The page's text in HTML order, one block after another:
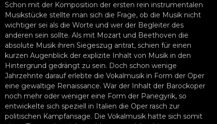
Schon mit der Komposition der ersten rein instrumentalen
Musikstücke stellte man sich die Frage, ob die Musik nicht
wichtiger sei als die Worte und wer der Begleiter des
anderen sein sollte. Als mit Mozart und Beethoven die
absolute Musik ihren Siegeszug antrat, schien für einen
kurzen Augenblick der explizite Inhalt von Musik in den
Hintergrund gedrängt zu sein. Doch schon wenige
Jahrzehnte darauf erlebte die Vokalmusik in Form der Oper
eine gewaltige Renaissance. War der Inhalt der Barockoper
noch mehr oder weniger eine Form der Panegyrik, so
entwickelte sich speziell in Italien die Oper rasch zur
politischen Kampfansage. Die Vokalmusik hatte sich somit